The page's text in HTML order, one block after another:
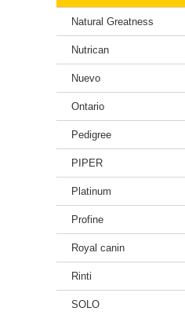
Natural Greatness
Nutrican
Nuevo
Ontario
Pedigree
PIPER
Platinum
Profine
Royal canin
Rinti
SOLO